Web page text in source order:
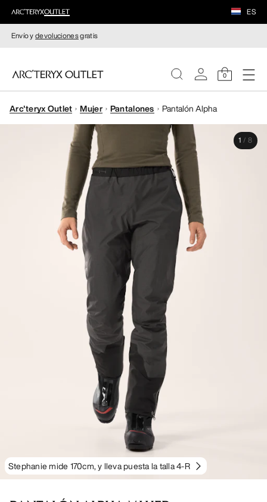
ES
Envío ydevolucionesgratis
0
MUJERE
HOMBRE
Arc'teryx Outlet Mujer Pantalones Pantalón Alpha
Stephanie mide 170cm, y lleva puesta la talla 4-R
1 / 8